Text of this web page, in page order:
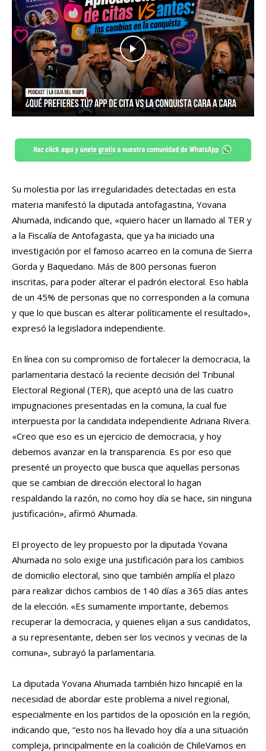
Su molestia por las irregularidades detectadas en esta
materia manifestó la diputada antofagastina, Yovana
Ahumada, indicando que, «quiero hacer un llamado al TER y
a la Fiscalía de Antofagasta, que ya ha iniciado una
investigación por el famoso acarreo en la comuna de Sierra
Gorda y Baquedano. Más de 800 personas fueron
inscritas, para poder alterar el padrón electoral. Eso habla
de un 45% de personas que no corresponden a la comuna
y que lo que buscan es alterar políticamente el resultado»,
expresó la legisladora independiente.
En línea con su compromiso de fortalecer la democracia, la
parlamentaria destacó la reciente decisión del Tribunal
Electoral Regional (TER), que aceptó una de las cuatro
impugnaciones presentadas en la comuna, la cual fue
interpuesta por la candidata independiente Adriana Rivera.
«Creo que eso es un ejercicio de democracia, y hoy
debemos avanzar en la transparencia. Es por eso que
presenté un proyecto que busca que aquellas personas
que se cambian de dirección electoral lo hagan
respaldando la razón, no como hoy día se hace, sin ninguna
justificación», afirmó Ahumada.
El proyecto de ley propuesto por la diputada Yovana
Ahumada no solo exige una justificación para los cambios
de domicilio electoral, sino que también amplía el plazo
para realizar dichos cambios de 140 días a 365 días antes
de la elección. «Es sumamente importante, debemos
recuperar la democracia, y quienes elijan a sus candidatos,
a su representante, deben ser los vecinos y vecinas de la
comuna», subrayó la parlamentaria.
La diputada Yovana Ahumada también hizo hincapié en la
necesidad de abordar este problema a nivel regional,
especialmente en los partidos de la oposición en la región,
indicando que, “esto nos ha llevado hoy día a una situación
compleja, principalmente en la coalición de ChileVamos en